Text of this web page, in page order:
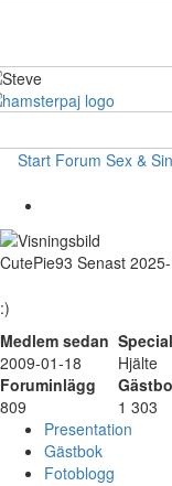
Start Forum Sex &
CutePie93 Senast
:)
Medlem sedan
2009-01-18
Hjälte
Foruminlägg
809
1 303
Presentation
Gästbok
Fotoblogg